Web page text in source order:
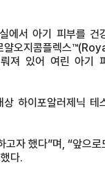
에서 아기 피부를 건
얄오지콤플렉스
져 있어 여린 아기
하이포알러제닉 테
고자 했다”며, “앞으로
다.